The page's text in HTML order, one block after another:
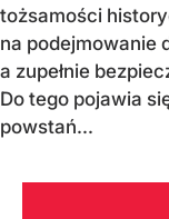
tożsamości
na podejmowanie
a zupełnie
Do tego pojawia
powstań...